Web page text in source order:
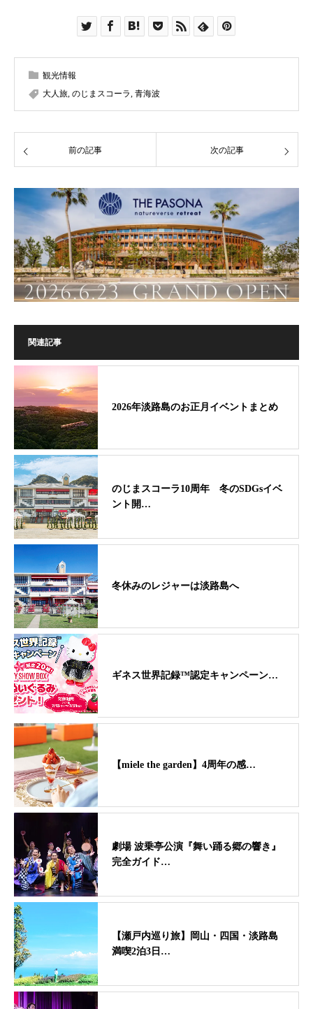
観光情報
大人旅 のじまスコーラ 青海波
前の記事 次の記事
関連記事
2026年淡路島のお正月イベントまとめ
のじまスコーラ10周年 冬のSDGsイベ
ント開…
冬休みのレジャーは淡路島へ
ギネス世界記録™認定キャンペーン…
【miele the garden】4周年の感…
劇場 波乗亭公演『舞い踊る郷の響き』
完全ガイド…
【瀬戸内巡り旅】岡山・四国・淡路島
満喫2泊3日…